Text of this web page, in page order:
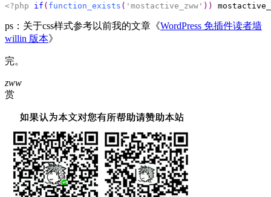
<?php if ( function_exists ( 'mostactive_zww' ))
ps：关于css样式参考以前我的文章《WordPress 免插件读者墙
willin 版本》
完。
zww
赏